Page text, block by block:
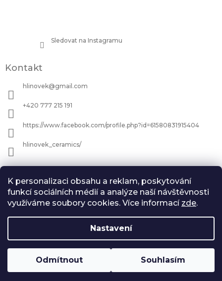
K personalizaci obsahu a reklam, poskytování
funkcí sociálních médií a analýze naší návštěvnosti
využíváme soubory cookies. Více informací zde.
Nastavení
Odmítnout Souhlasím
Sledovat na Instagramu
Kontakt
hlinovek@gmail.com
+420 777 215 191
https://www.facebook.com/profile.php?id=61580831915404
hlinovek_ceramics/
Informace pro vás
Jak nakupovat
Všeobecné Obchodní podmínky
Vytvořil Shoptet Copyright 2026 Hlínověk. Všechna práva
vyhrazena.Upravit nastavení cookies